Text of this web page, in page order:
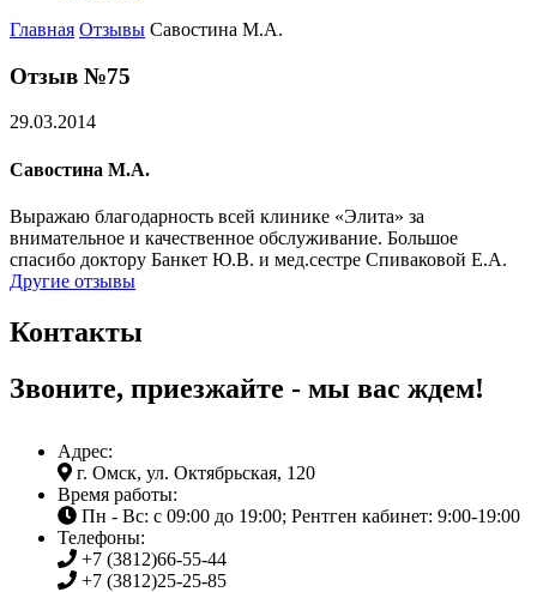
Главная Отзывы Савостина М.А.
Отзыв №75
29.03.2014
Савостина М.А.
Выражаю благодарность всей клинике «Элита» за
внимательное и качественное обслуживание. Большое
спасибо доктору Банкет Ю.В. и мед.сестре Спиваковой Е.А.
Другие отзывы
Контакты
Звоните, приезжайте - мы вас ждем!
Адрес:
г. Омск, ул. Октябрьская, 120
Время работы:
Пн - Вс: с 09:00 до 19:00; Рентген кабинет: 9:00-19:00
Телефоны:
+7 (3812)66-55-44
+7 (3812)25-25-85